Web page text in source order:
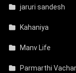
jaruri sandesh
Kahaniya
Manv Life
Parmarthi